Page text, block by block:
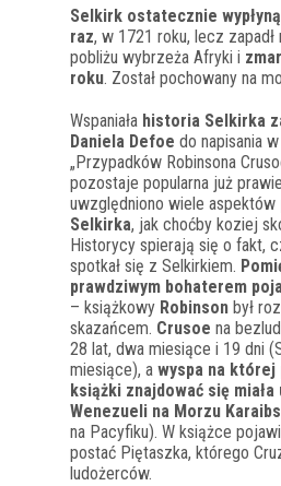
Selkirk ostatecznie
raz, w 1721 roku, lecz zapadł
pobliżu wybrzeża Afryki i
roku. Został pochowany na
Wspaniała historia Selkirka
Daniela Defoe do napisania
„Przypadków Robinsona
pozostaje popularna już
uwzględniono wiele aspektów
Selkirka, jak choćby koziej
Historycy spierają się o fakt,
spotkał się z Selkirkiem.
prawdziwym bohaterem
– książkowy Robinson był
skazańcem. Crusoe na
28 lat, dwa miesiące i 19 dni
miesiące), a wyspa na której
książki znajdować się miała
Wenezueli na Morzu
na Pacyfiku). W książce
postać Piętaszka, którego
ludożerców.